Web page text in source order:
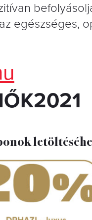
egészséges,